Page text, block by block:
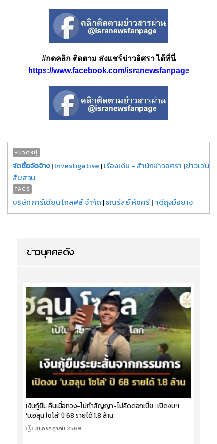
#กดคลิก ติดตาม ส่งแชร์ข่าวอิศรา ได้ที่นี่
https://www.facebook.com/isranewsfanpage
หมวดหมู่
จัดซื้อจัดจ้าง|Investigative |เรื่องเด่น - สำนักข่าวอิศรา |ข่าวเด่น
สืบสวน
TAGS
บริษัท การ์เดียน โกลฟส์ จำกัด |ธณรัสย์ หัดศรี|คดีถุงมือยาง
ข่าวบุคคลดัง
เงินกู้ยืม คืนเมื่อทวง-ไม่ทำสัญญา-ไม่คิดดอกเบี้ย ! เปิดงบฯ
'บ.ฮลุน โซโล่' ปี 68 รายได้ 1.8 ล้าน
31 กรกฎาคม 2569